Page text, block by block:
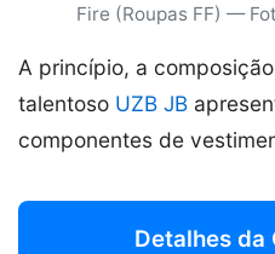
Fire (Roupas FF) —
A princípio, a
talentoso UZB JB
componentes de
Detalhes da